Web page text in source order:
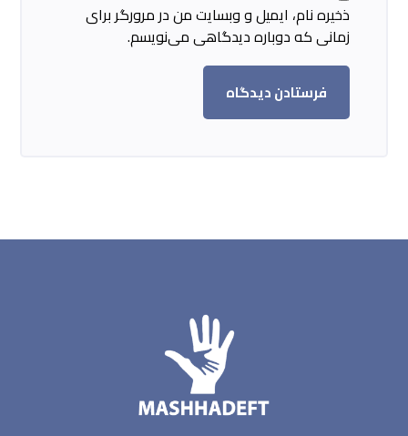
ذخیره نام، ایمیل و وبسایت من در مرورگر برای
زمانی که دوباره دیدگاهی می‌نویسم.
فرستادن دیدگاه